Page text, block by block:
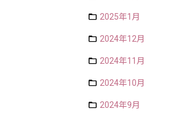
2025年1月
2024年12月
2024年11月
2024年10月
2024年9月